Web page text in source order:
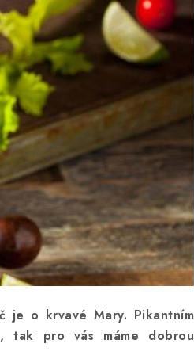
o krvavé Mary. Pikantním
tak pro vás máme dobrou